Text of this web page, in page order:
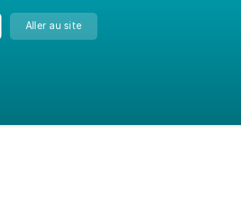
Aller au site